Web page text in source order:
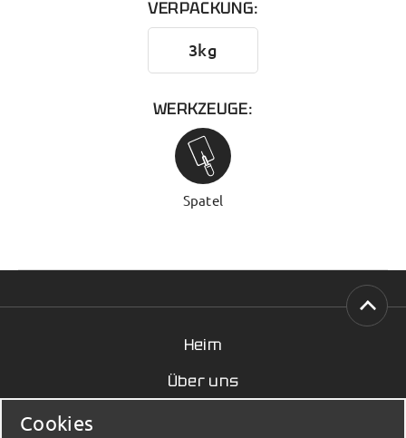
Cookies
VERPACKUNG:
3kg
WERKZEUGE:
Spatel
Heim
Über uns